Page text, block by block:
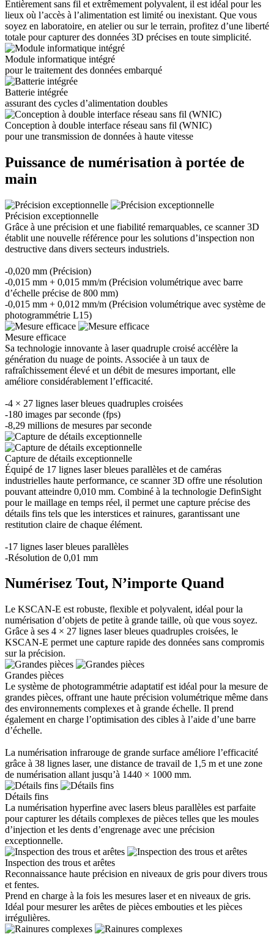
Entièrement sans fil et extrêmement polyvalent, il est idéal pour les
lieux où l’accès à l’alimentation est limité ou inexistant. Que vous
soyez en laboratoire, en atelier ou sur le terrain, profitez d’une liberté
totale pour capturer des données 3D précises en toute simplicité.
Module informatique intégré
pour le traitement des données embarqué
Batterie intégrée
assurant des cycles d’alimentation doubles
Conception à double interface réseau sans fil (WNIC)
pour une transmission de données à haute vitesse
Puissance de numérisation à portée de
main
Précision exceptionnelle
Grâce à une précision et une fiabilité remarquables, ce scanner 3D
établit une nouvelle référence pour les solutions d’inspection non
destructive dans divers secteurs industriels.
-0,020 mm (Précision)
-0,015 mm + 0,015 mm/m (Précision volumétrique avec barre
d’échelle précise de 800 mm)
-0,015 mm + 0,012 mm/m (Précision volumétrique avec système de
photogrammétrie L15)
Mesure efficace
Sa technologie innovante à laser quadruple croisé accélère la
génération du nuage de points. Associée à un taux de
rafraîchissement élevé et un débit de mesures important, elle
améliore considérablement l’efficacité.
-4 × 27 lignes laser bleues quadruples croisées
-180 images par seconde (fps)
-8,29 millions de mesures par seconde
Capture de détails exceptionnelle
Équipé de 17 lignes laser bleues parallèles et de caméras
industrielles haute performance, ce scanner 3D offre une résolution
pouvant atteindre 0,010 mm. Combiné à la technologie DefinSight
pour le maillage en temps réel, il permet une capture précise des
détails fins tels que les interstices et rainures, garantissant une
restitution claire de chaque élément.
-17 lignes laser bleues parallèles
-Résolution de 0,01 mm
Numérisez Tout, N’importe Quand
Le KSCAN-E est robuste, flexible et polyvalent, idéal pour la
numérisation d’objets de petite à grande taille, où que vous soyez.
Grâce à ses 4 × 27 lignes laser bleues quadruples croisées, le
KSCAN-E permet une capture rapide des données sans compromis
sur la précision.
Grandes pièces
Le système de photogrammétrie adaptatif est idéal pour la mesure de
grandes pièces, offrant une haute précision volumétrique même dans
des environnements complexes et à grande échelle. Il prend
également en charge l’optimisation des cibles à l’aide d’une barre
d’échelle.
La numérisation infrarouge de grande surface améliore l’efficacité
grâce à 38 lignes laser, une distance de travail de 1,5 m et une zone
de numérisation allant jusqu’à 1440 × 1000 mm.
Détails fins
La numérisation hyperfine avec lasers bleus parallèles est parfaite
pour capturer les détails complexes de pièces telles que les moules
d’injection et les dents d’engrenage avec une précision
exceptionnelle.
Inspection des trous et arêtes
Reconnaissance haute précision en niveaux de gris pour divers trous
et fentes.
Prend en charge à la fois les mesures laser et en niveaux de gris.
Idéal pour mesurer les arêtes de pièces embouties et les pièces
irrégulières.